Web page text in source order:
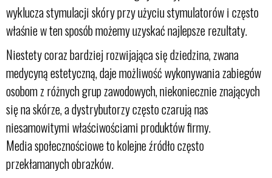
wyklucza stymulacji skóry przy użyciu stymulatorów i często
właśnie w ten sposób możemy uzyskać najlepsze rezultaty.
Niestety coraz bardziej rozwijająca się dziedzina, zwana
medycyną estetyczną, daje możliwość wykonywania zabiegów
osobom z różnych grup zawodowych, niekoniecznie znających
się na skórze, a dystrybutorzy często czarują nas
niesamowitymi właściwościami produktów firmy.
Media społecznościowe to kolejne źródło często
przekłamanych obrazków.